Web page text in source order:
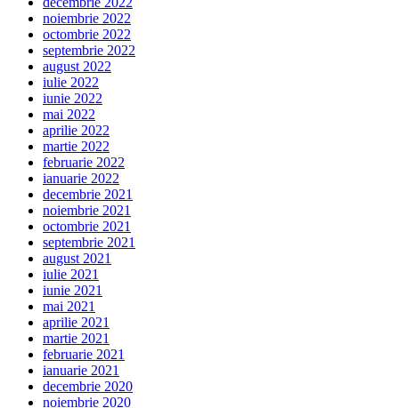
noiembrie 2022
octombrie 2022
septembrie 2022
august 2022
iulie 2022
iunie 2022
mai 2022
aprilie 2022
martie 2022
februarie 2022
ianuarie 2022
decembrie 2021
noiembrie 2021
octombrie 2021
septembrie 2021
august 2021
iulie 2021
iunie 2021
mai 2021
aprilie 2021
martie 2021
februarie 2021
ianuarie 2021
decembrie 2020
noiembrie 2020